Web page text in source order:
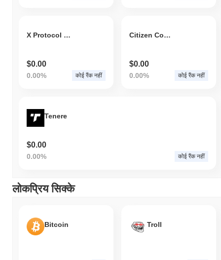
X Protocol Token
$0.00
0.00% कोई रैंक नहीं
Citizen Conflict
$0.00
0.00% कोई रैंक नहीं
Tenere
$0.00
0.00% कोई रैंक नहीं
लोकप्रिय सिक्के
Bitcoin Troll